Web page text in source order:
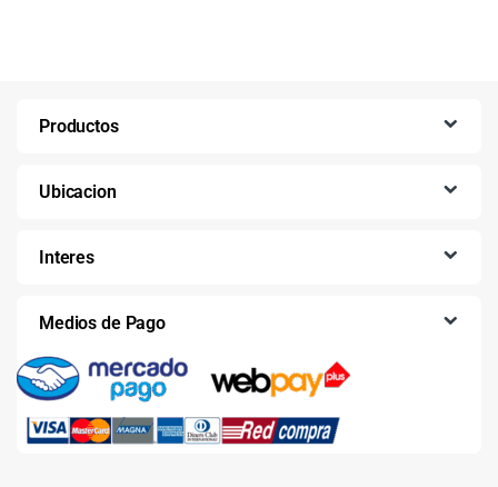
Productos
Ubicacion
Interes
Medios de Pago